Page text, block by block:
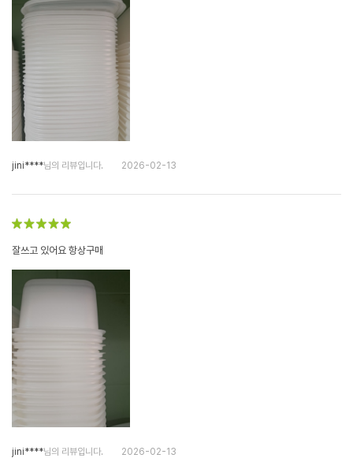
jini****님의 리뷰입니다. 2026-02-13
잘쓰고 있어요 항상구매
jini****님의 리뷰입니다. 2026-02-13